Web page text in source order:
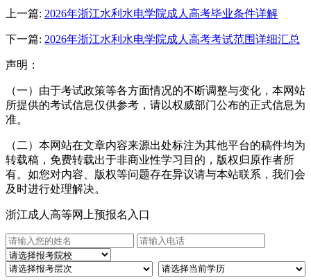
上一篇: 2026年浙江水利水电学院成人高考毕业条件详解
下一篇: 2026年浙江水利水电学院成人高考考试范围详细汇总
声明：
（一）由于考试政策等各方面情况的不断调整与变化，本网站
所提供的考试信息仅供参考，请以权威部门公布的正式信息为
准。
（二）本网站在文章内容来源出处标注为其他平台的稿件均为
转载稿，免费转载出于非商业性学习目的，版权归原作者所
有。如您对内容、版权等问题存在异议请与本站联系，我们会
及时进行处理解决。
浙江成人高等网上预报名入口